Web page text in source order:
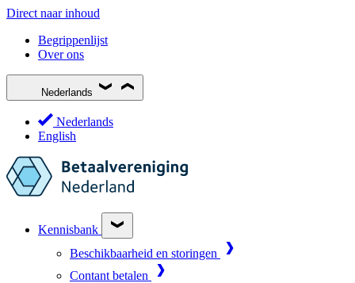
Direct naar inhoud
Begrippenlijst
Over ons
Nederlands
Nederlands
English
Kennisbank
Beschikbaarheid en storingen
Contant betalen